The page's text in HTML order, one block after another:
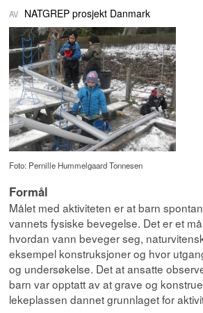
NATGREP prosjekt Danmark
Foto: Pernille Hummelgaard Tonnesen
Formål
Målet med aktiviteten er at barn
vannets fysiske bevegelse. Det er et
hvordan vann beveger seg,
eksempel konstruksjoner og hvor
og undersøkelse. Det at ansatte
barn var opptatt av at grave og
lekeplassen dannet grunnlaget for